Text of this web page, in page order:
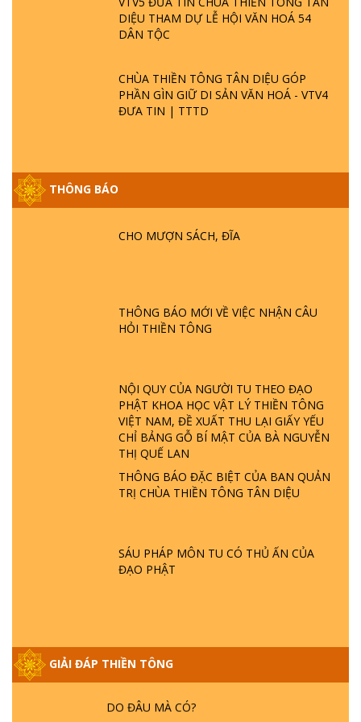
DIỆU THAM DỰ LỄ HỘI VĂN HOÁ 54
DÂN TỘC
CHÙA THIỀN TÔNG TÂN DIỆU GÓP
PHẦN GÌN GIỮ DI SẢN VĂN HOÁ - VTV4
ĐƯA TIN | TTTD
THÔNG BÁO
CHO MƯỢN SÁCH, ĐĨA
THÔNG BÁO MỚI VỀ VIỆC NHẬN CÂU
HỎI THIỀN TÔNG
NỘI QUY CỦA NGƯỜI TU THEO ĐẠO
PHẬT KHOA HỌC VẬT LÝ THIỀN TÔNG
VIỆT NAM, ĐỀ XUẤT THU LẠI GIẤY YẾU
CHỈ BẢNG GỖ BÍ MẬT CỦA BÀ NGUYỄN
THỊ QUẾ LAN
THÔNG BÁO ĐẶC BIỆT CỦA BAN QUẢN
TRỊ CHÙA THIỀN TÔNG TÂN DIỆU
SÁU PHÁP MÔN TU CÓ THỦ ẤN CỦA
ĐẠO PHẬT
GIẢI ĐÁP THIỀN TÔNG
GIẢI ĐÁP ĐẶC BIỆT P25 - SUỐT 49 NĂM
HỘI GÌ? TỬ VÌ ĐẠO
PHẬT GIỚI CÓ THỜI GIAN KHÔNG? |
TTTD
LÀ AI? QUỶ SA TĂNG? | TTTD
GIẢI ĐÁP THIỀN TÔNG ĐẶC BIỆT P22 - TẠI
SAO TRÁI ĐẤT NHIỀU THIÊN TAI - LŨ LỤT
- HỎA HOẠN | TTTD
HOA SEN ? | TTTD
GIẢI ĐÁP THIỀN TÔNG ĐẶC BIỆT PHẦN 20
- BÁC NGUYỄN NHÂN LÀ AI? PHIỀN NÃO